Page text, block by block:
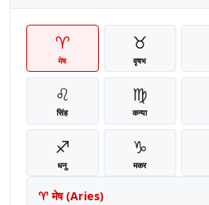
♈
मेष
♉
वृषभ
♌
सिंह
♍
कन्या
♐
धनु
♑
मकर
♈ मेष(Aries)